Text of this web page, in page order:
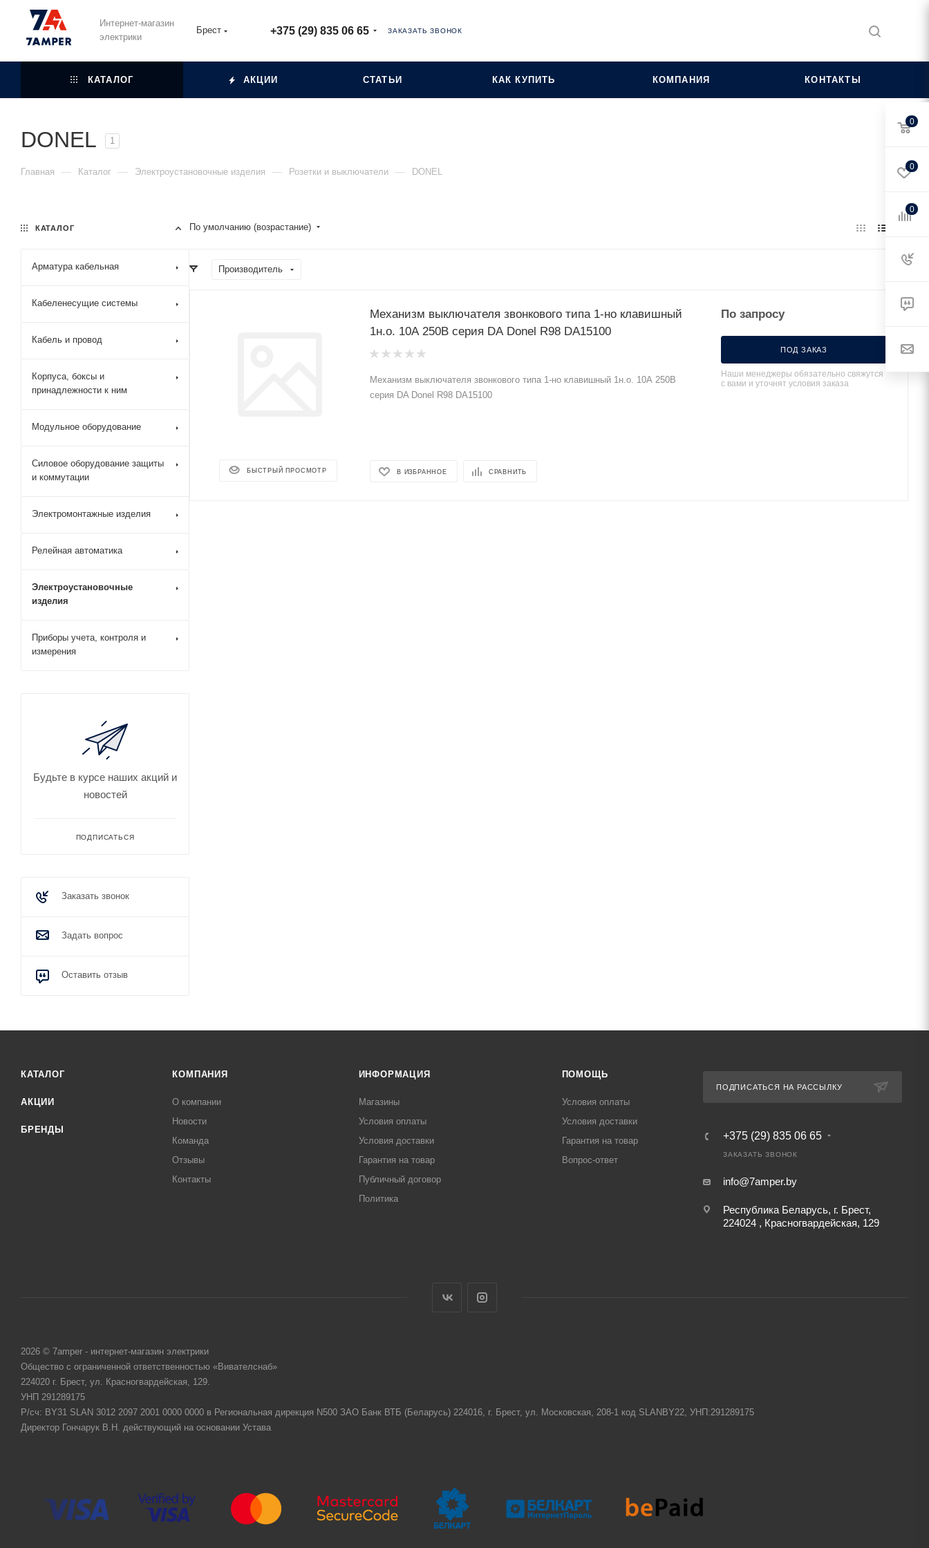
Интернет-магазин
электрики
Брест +375 (29) 835 06 65 ЗАКАЗАТЬ ЗВОНОК
КАТАЛОГ АКЦИИ СТАТЬИ КАК КУПИТЬ КОМПАНИЯ КОНТАКТЫ
DONEL 1
Главная — Каталог — Электроустановочные изделия — Розетки и выключатели — DONEL
По умолчанию (возрастание)
Производитель
БЫСТРЫЙ ПРОСМОТР
Механизм выключателя звонкового типа 1-но клавишный
1н.о. 10А 250В серия DA Donel R98 DA15100
Механизм выключателя звонкового типа 1-но клавишный 1н.о. 10А 250В
серия DA Donel R98 DA15100
В ИЗБРАННОЕ СРАВНИТЬ
По запросу
ПОД ЗАКАЗ
Наши менеджеры обязательно свяжутся
с вами и уточнят условия заказа
КАТАЛОГ
Арматура кабельная
Кабеленесущие системы
Кабель и провод
Корпуса, боксы и
принадлежности к ним
Модульное оборудование
Силовое оборудование защиты
и коммутации
Электромонтажные изделия
Релейная автоматика
Электроустановочные
изделия
Приборы учета, контроля и
измерения
Будьте в курсе наших акций и
новостей
ПОДПИСАТЬСЯ
Заказать звонок
Задать вопрос
Оставить отзыв
КАТАЛОГ
АКЦИИ
БРЕНДЫ
КОМПАНИЯ
О компании
Новости
Команда
Отзывы
Контакты
ИНФОРМАЦИЯ
Магазины
Условия оплаты
Условия доставки
Гарантия на товар
Публичный договор
Политика
ПОМОЩЬ
Условия оплаты
Условия доставки
Гарантия на товар
Вопрос-ответ
ПОДПИСАТЬСЯ НА РАССЫЛКУ
+375 (29) 835 06 65
ЗАКАЗАТЬ ЗВОНОК
info@7amper.by
Республика Беларусь, г. Брест,
224024 , Красногвардейская, 129
2026 © 7amper - интернет-магазин электрики
Общество с ограниченной ответственностью «Вивателснаб»
224020 г. Брест, ул. Красногвардейская, 129.
УНП 291289175
Р/сч: BY31 SLAN 3012 2097 2001 0000 0000 в Региональная дирекция N500 ЗАО Банк ВТБ (Беларусь) 224016, г. Брест, ул. Московская, 208-1 код SLANBY22, УНП:291289175
Директор Гончарук В.Н. действующий на основании Устава
0
0
0